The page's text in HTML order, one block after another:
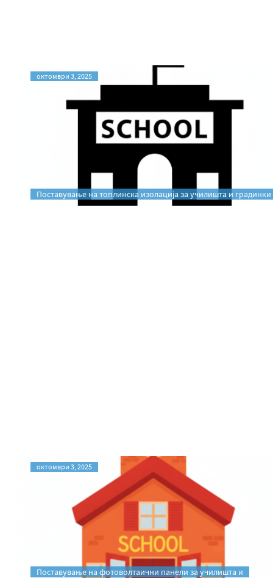
октомври 3, 2025
Поставување на топлинска изолација за училишта и градинки
октомври 3, 2025
Поставување на фотоволтаични панели за училишта и